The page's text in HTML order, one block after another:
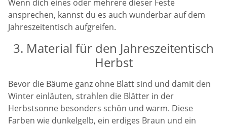
Wenn dich eines oder mehrere dieser Feste
ansprechen, kannst du es auch wunderbar auf dem
Jahreszeitentisch aufgreifen.
3. Material für den Jahreszeitentisch
Herbst
Bevor die Bäume ganz ohne Blatt sind und damit den
Winter einläuten, strahlen die Blätter in der
Herbstsonne besonders schön und warm. Diese
Farben wie dunkelgelb, ein erdiges Braun und ein